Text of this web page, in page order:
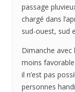
passage
chargé dans
sud-ouest, sud
Dimanche
moins
il n’est pas
personnes